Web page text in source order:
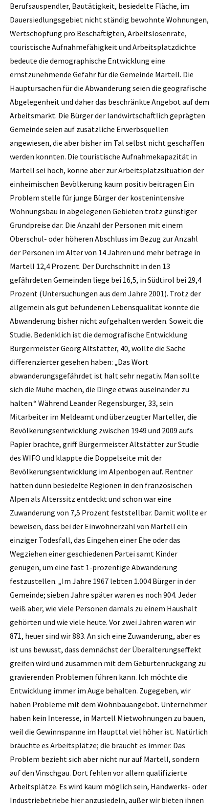
Berufsauspendler, Bautätigkeit, besiedelte Fläche, im
Dauersiedlungsgebiet nicht ständig bewohnte Wohnungen,
Wertschöpfung pro Beschäftigten, Arbeitslosenrate,
touristische Aufnahmefähigkeit und Arbeitsplatzdichte
bedeute die demographische Entwicklung eine
ernstzunehmende Gefahr für die Gemeinde Martell. Die
Hauptursachen für die Abwanderung seien die geografische
Abgelegenheit und daher das beschränkte Angebot auf dem
Arbeitsmarkt. Die Bürger der landwirtschaftlich geprägten
Gemeinde seien auf zusätzliche Erwerbsquellen
angewiesen, die aber bisher im Tal selbst nicht geschaffen
werden konnten. Die touristische Aufnahmekapazität in
Martell sei hoch, könne aber zur Arbeitsplatzsituation der
einheimischen Bevölkerung kaum positiv beitragen Ein
Problem stelle für junge Bürger der kostenintensive
Wohnungsbau in abgelegenen Gebieten trotz günstiger
Grundpreise dar. Die Anzahl der Personen mit einem
Oberschul- oder höheren Abschluss im Bezug zur Anzahl
der Personen im Alter von 14 Jahren und mehr betrage in
Martell 12,4 Prozent. Der Durchschnitt in den 13
gefährdeten Gemeinden liege bei 16,5, in Südtirol bei 29,4
Prozent (Untersuchungen aus dem Jahre 2001). Trotz der
allgemein als gut befundenen Lebensqualität konnte die
Abwanderung bisher nicht aufgehalten werden. Soweit die
Studie. Bedenklich ist die demografische Entwicklung
Bürgermeister Georg Altstätter, 40, wollte die Sache
differenzierter gesehen haben: „Das Wort
abwanderungsgefährdet ist halt sehr negativ. Man sollte
sich die Mühe ­machen, die Dinge etwas auseinander zu
halten.“ Während Leander Regensburger, 33, sein
Mitarbeiter im Meldeamt und überzeugter Marteller, die
Bevölkerungsentwicklung zwischen 1949 und 2009 aufs
Papier brachte, griff Bürgermeister ­Altstätter zur Studie
des WIFO und ­klappte die Doppelseite mit der
Bevölkerungsentwicklung im Alpenbogen auf. Rentner
hätten dünn besiedelte Regionen in den französischen
Alpen als Alterssitz entdeckt und schon war eine
Zuwanderung von 7,5 Prozent feststellbar. Damit wollte er
beweisen, dass bei der Einwohnerzahl von Martell ein
einziger Todesfall, das Eingehen einer Ehe oder das
Wegziehen einer geschiedenen Partei samt Kinder
genügen, um eine fast 1-prozentige Abwanderung
festzustellen. „Im Jahre 1967 lebten 1.004 Bürger in der
Gemeinde; sieben Jahre später waren es noch 904. Jeder
weiß aber, wie viele Personen damals zu einem Haushalt
gehörten und wie viele heute. Vor zwei Jahren waren wir
871, heuer sind wir 883. An sich eine Zuwanderung, aber es
ist uns bewusst, dass demnächst der Überalterungseffekt
greifen wird und zusammen mit dem Geburtenrückgang zu
gravierenden Problemen führen kann. Ich möchte die
Entwicklung immer im Auge behalten. Zugegeben, wir
haben Probleme mit dem Wohnbauangebot. Unternehmer
haben kein Interesse, in Martell Mietwohnungen zu bauen,
weil die Gewinnspanne im Haupttal viel höher ist. Natürlich
bräuchte es Arbeitsplätze; die braucht es immer. Das
Problem bezieht sich aber nicht nur auf Martell, sondern
auf den Vinschgau. Dort fehlen vor allem qualifizierte
Arbeitsplätze. Es wird kaum möglich sein, Handwerks- oder
Industriebetriebe hier anzusiedeln, außer wir bieten ihnen